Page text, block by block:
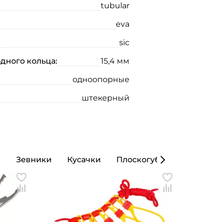
tubular
eva
sic
кольца:
15,4 мм
одноопорные
штекерный
Зевники Кусачки Плоскогубцы